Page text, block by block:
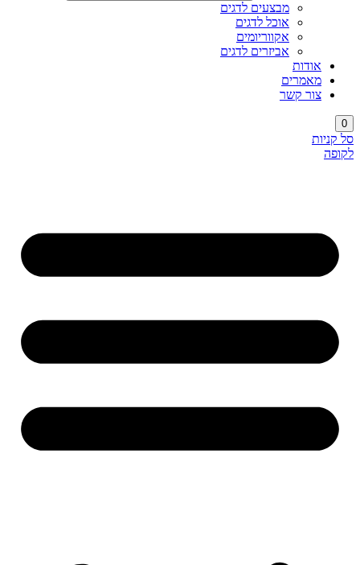
מבצעים לדגים
אוכל לדגים
אקווריומים
אביזרים לדגים
אודות
מאמרים
צור קשר
0
סל קניות
לקופה